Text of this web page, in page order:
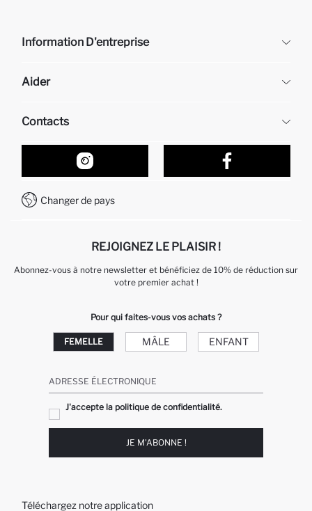
Information D'entreprise
À propos de nous
Aider
Retour et changement
Suivi de la Commande
Comment acheter sur DeFacto ?
Comment payer sur DeFacto?
Contacts
Nos Magasins
Formulaire de contact
Service Client +212 525 076 633
Changer de pays
REJOIGNEZ LE PLAISIR !
Abonnez-vous à notre newsletter et bénéficiez de 10% de réduction sur
votre premier achat !
Pour qui faites-vous vos achats ?
FEMELLE MÂLE ENFANT
ADRESSE ÉLECTRONIQUE
J'accepte la politique de confidentialité.
JE M'ABONNE !
Téléchargez notre application